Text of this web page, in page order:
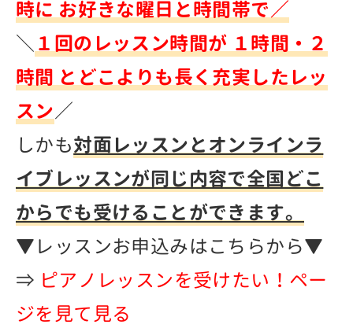
時に お好きな曜日と時間帯で／
＼ １回のレッスン時間が １時間・２
時間 とどこよりも長く充実したレッ
スン／
しかも対面レッスンとオンラインラ
イブレッスンが同じ内容で全国どこ
からでも受けることができます。
▼レッスンお申込みはこちらから▼
⇒ ピアノレッスンを受けたい！ペー
ジを見て見る